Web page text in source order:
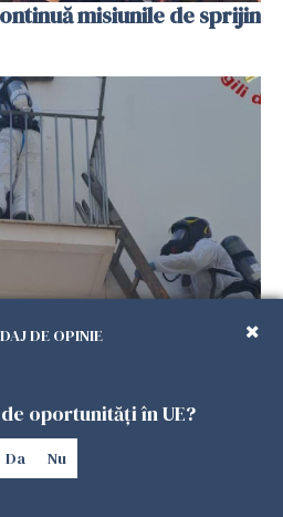
misiunile de sprijin
găsit mort în
DE OPINIE
oportunități în UE?
Da Nu